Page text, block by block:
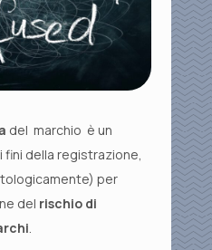
del marchio è un
della registrazione,
per
del rischio di